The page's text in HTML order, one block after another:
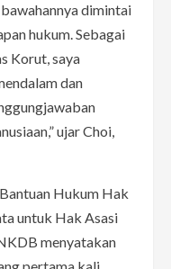
dimintai
hukum. Sebagai
Korut, saya
dan
ujar Choi,
Hukum Hak
untuk Hak Asasi
menyatakan